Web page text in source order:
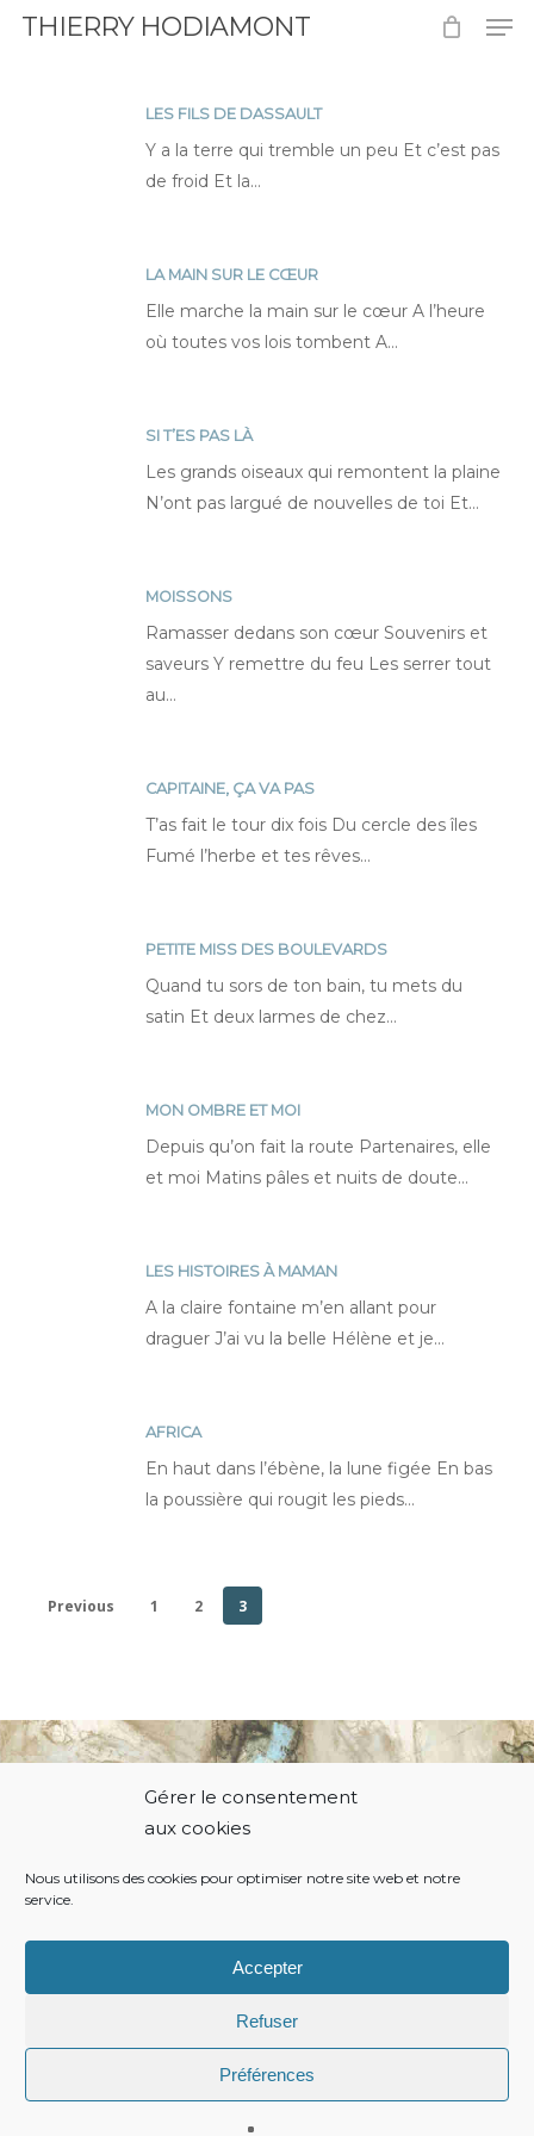
Gérer le consentement
aux cookies
Nous utilisons des cookies pour optimiser notre site web et notre
service.
Accepter
Refuser
Préférences
SkipTHIERRY HODIAMONT
Les
fils
de
LES FILS DE DASSAULT
Y a la terre qui tremble un peu Et c’est pas
de froid Et la…
La
main
sur
LA MAIN SUR LE CŒUR
Elle marche la main sur le cœur A l’heure
où toutes vos lois tombent A…
Si
t’es
pas
SI T’ES PAS LÀ
Les grands oiseaux qui remontent la plaine
N’ont pas largué de nouvelles de toi Et…
Moissons
MOISSONS
Ramasser dedans son cœur Souvenirs et
saveurs Y remettre du feu Les serrer tout
au…
Capitaine,
ça
va
CAPITAINE, ÇA VA PAS
T’as fait le tour dix fois Du cercle des îles
Fumé l’herbe et tes rêves…
Petite
Miss
des
PETITE MISS DES BOULEVARDS
Quand tu sors de ton bain, tu mets du
satin Et deux larmes de chez…
Mon
ombre
et
MON OMBRE ET MOI
Depuis qu’on fait la route Partenaires, elle
et moi Matins pâles et nuits de doute…
Les
histoires
à
LES HISTOIRES À MAMAN
A la claire fontaine m’en allant pour
draguer J’ai vu la belle Hélène et je…
Africa
AFRICA
En haut dans l’ébène, la lune figée En bas
la poussière qui rougit les pieds…
Previous 1 2 3
© 2021 Thierry Hodiamont.